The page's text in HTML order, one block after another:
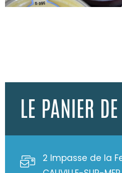
LE PANIER
2 Impasse de la